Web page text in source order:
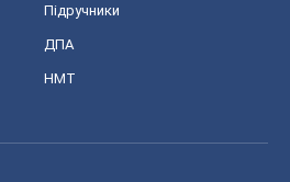
Підручники
ДПА
НМТ